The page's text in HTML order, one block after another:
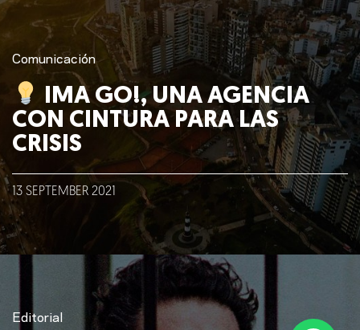
Comunicación
IMA GO!, UNA AGENCIA
CON CINTURA PARA LAS
CRISIS
13 SEPTEMBER 2021
Editorial